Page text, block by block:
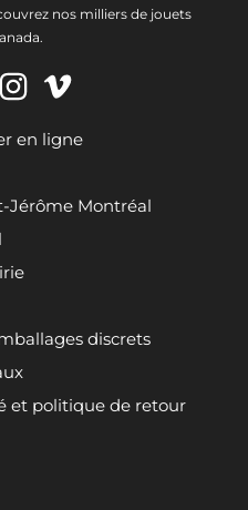
nos milliers de jouets
en ligne
Jérôme Montréal
discrets
et politique de retour